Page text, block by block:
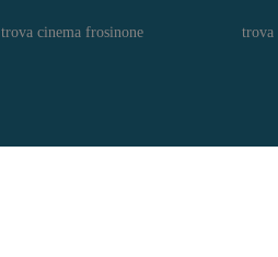
trova cinema frosinone trova